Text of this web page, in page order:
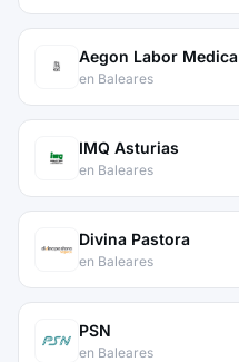
Aegon Labor Medica
en Baleares
IMQ Asturias
en Baleares
Divina Pastora
en Baleares
PSN
en Baleares